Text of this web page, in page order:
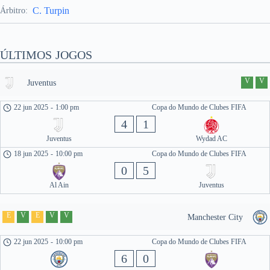
Árbitro: C. Turpin
ÚLTIMOS JOGOS
Juventus V V
Copa do Mundo de Clubes FIFA
22 jun 2025 - 1:00 pm
Juventus
4 1
Wydad AC
Copa do Mundo de Clubes FIFA
18 jun 2025 - 10:00 pm
Al Ain
0 5
Juventus
Manchester City
E V E V V
Copa do Mundo de Clubes FIFA
22 jun 2025 - 10:00 pm
6 0